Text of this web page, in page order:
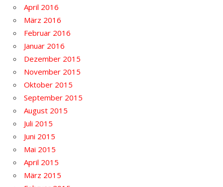
April 2016
März 2016
Februar 2016
Januar 2016
Dezember 2015
November 2015
Oktober 2015
September 2015
August 2015
Juli 2015
Juni 2015
Mai 2015
April 2015
März 2015